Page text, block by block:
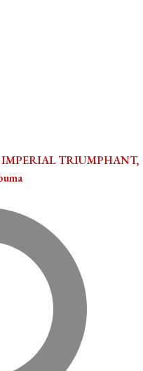
IMPERIAL TRIUMPHANT,